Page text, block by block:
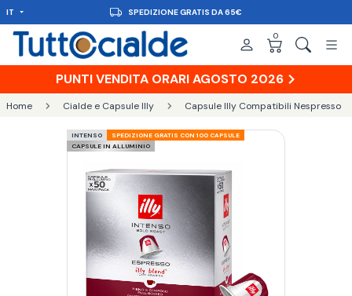
IT DA 65€
0
PUNTI VENDITA ORARI AGOSTO 2026
Home Cialde e Capsule Illy Capsule Illy Compatibili Nespresso
INTENSO
SPEDIZIONE GRATIS CON 100 CAPSULE
CAPSULE IN ALLUMINIO